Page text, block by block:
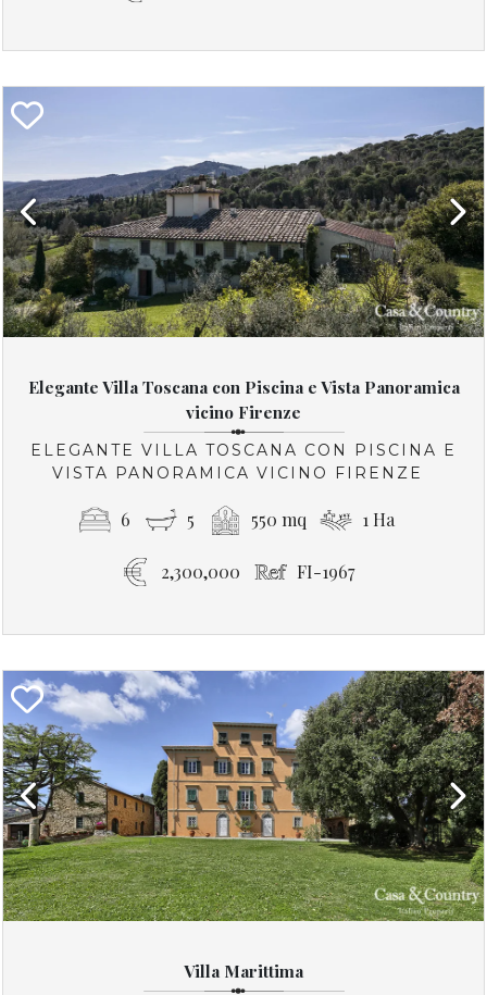
Previous Next
Elegante Villa Toscana con Piscina e Vista Panoramica
vicino Firenze
ELEGANTE VILLA TOSCANA CON PISCINA E
VISTA PANORAMICA VICINO FIRENZE
6 5 550 mq 1 Ha
2,300,000 FI-1967
Previous Next
Villa Marittima